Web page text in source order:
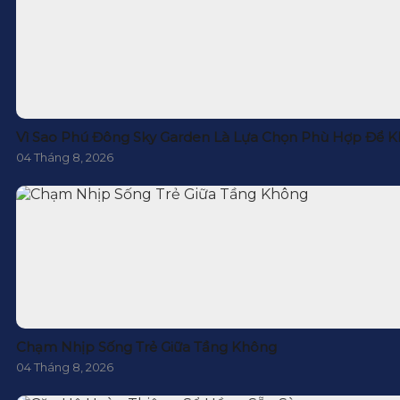
Vì Sao Phú Đông Sky Garden Là Lựa Chọn Phù Hợp Để
04 Tháng 8, 2026
Chạm Nhịp Sống Trẻ Giữa Tầng Không
04 Tháng 8, 2026